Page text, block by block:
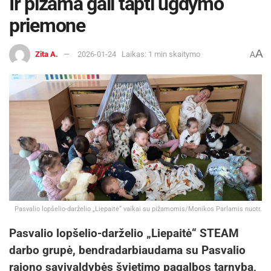
priemone
Zita A. 2026-01-24 Laikas: 1 min skaitymo AA
Pasvalio lopšelio-darželio „Liepaitė“ vaikai su pižamomis/Monikos Parlamis nuotr.
Pasvalio lopšelio-darželio „Liepaitė“ STEAM
darbo grupė, bendradarbiaudama su Pasvalio
rajono savivaldybės švietimo pagalbos tarnyba,